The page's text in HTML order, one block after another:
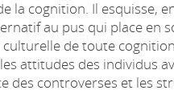
la cognition. Il esquisse,
au pus qui place en
de toute
attitudes des individus
des controverses et les